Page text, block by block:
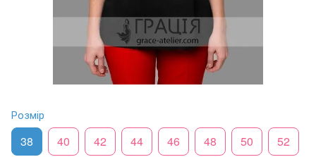
Розмір
38 40 42 44 46 48 50 52